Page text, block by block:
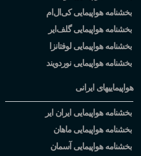
بخشنامه هواپیمایی کی ال ام
بخشنامه هواپیمایی گلف ایر
بخشنامه هواپیمایی لوفتانزا
بخشنامه هواپیمایی نوردویند
هواپیماییهای ایرانی
بخشنامه هواپیمایی ایران ایر
بخشنامه هواپیمایی ماهان
بخشنامه هواپیمایی آسمان